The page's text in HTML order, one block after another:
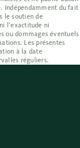
Indépendamment du fait
le soutien de
l’exactitude ni
ou dommages éventuels
Les présentes
à la date
réguliers.